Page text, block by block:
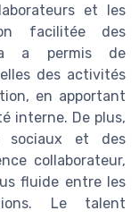
et les
facilitée des
a permis de
des activités
en apportant
interne. De plus,
sociaux et des
collaborateur,
fluide entre les
Le talent